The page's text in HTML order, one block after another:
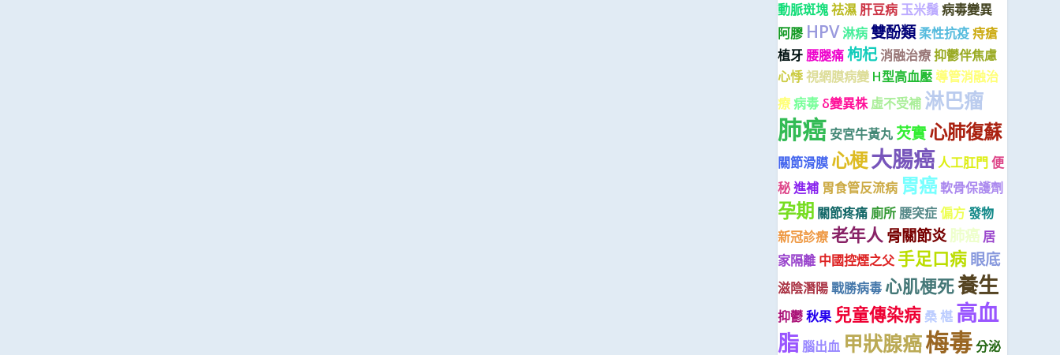
動脈斑塊祛濕 肝豆病 玉米鬚病毒變異
阿膠 HPV淋病雙酚類 柔性抗疫痔瘡
植牙腰腿痛枸杞消融治療抑鬱伴焦慮
心悸視網膜病變 H型高血壓 導管消融治
療病毒 δ變異株 虛不受補 淋巴瘤
肺癌 安宮牛黃丸 芡實心肺復蘇
關節滑膜 心梗大腸癌人工肛門 便
秘進補 胃食管反流病 胃癌軟骨保護劑
孕期 關節疼痛 廁所 腰突症偏方發物
新冠診療老年人骨關節炎肺癌 居
家隔離 中國控煙之父 手足口病眼底
滋陰潛陽戰勝病毒 心肌梗死養生
抑鬱秋果 兒童傳染病 桑 椹 高血
脂 腦出血 甲狀腺癌梅毒分泌